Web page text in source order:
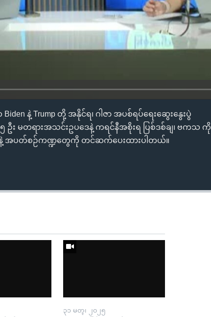
နဲ့ Trump တို့ အနိုင်ရ၊ ဂါဇာ အပစ်ရပ်ရေးဆွေးနွေးပွဲ
း မတရားအသင်းဥပဒေနဲ့ ကရင်နီအစိုးရ ပြစ်ဒစ်ချ၊ ဗကသ ကို
နဲ့ အပတ်စဉ်ကဏ္ဍတွေကို တင်ဆက်ပေးထားပါတယ်။
၃၁ မတ္၊ ၂၀၂၅